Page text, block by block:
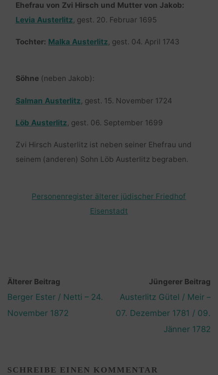
Ehefrau von Zvi Hirsch und Mutter von Jakob:
Levia Austerlitz, gest. 20. Februar 1695
Tochter: Malka Austerlitz, gest. 04. April 1743
Söhne (neben Jakob):
Salman Austerlitz, gest. 15. November 1724
Löb Austerlitz, gest. 06. September 1699
Zvi Hirsch Austerlitz ist neben seiner Ehefrau und
seinem (anderen) Sohn Löb Austerlitz begraben.
Personenregister älterer jüdischer Friedhof
Eisenstadt
Älterer Beitrag
Berger Ester / Netti – 24.
November 1872
Jüngerer Beitrag
Austerlitz Gütel / Meir –
07. Dezember 1781 / 09.
Jänner 1782
SCHREIBE EINEN KOMMENTAR